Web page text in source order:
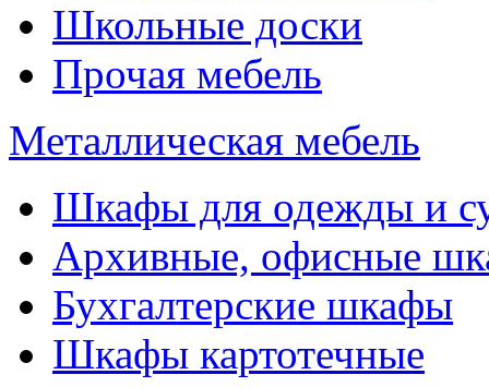
Школьные доски
Прочая мебель
Металлическая мебель
Шкафы для одежды и
Архивные, офисные
Бухгалтерские шкафы
Шкафы картотечные